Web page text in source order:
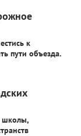
к
пути объезда.
школы,